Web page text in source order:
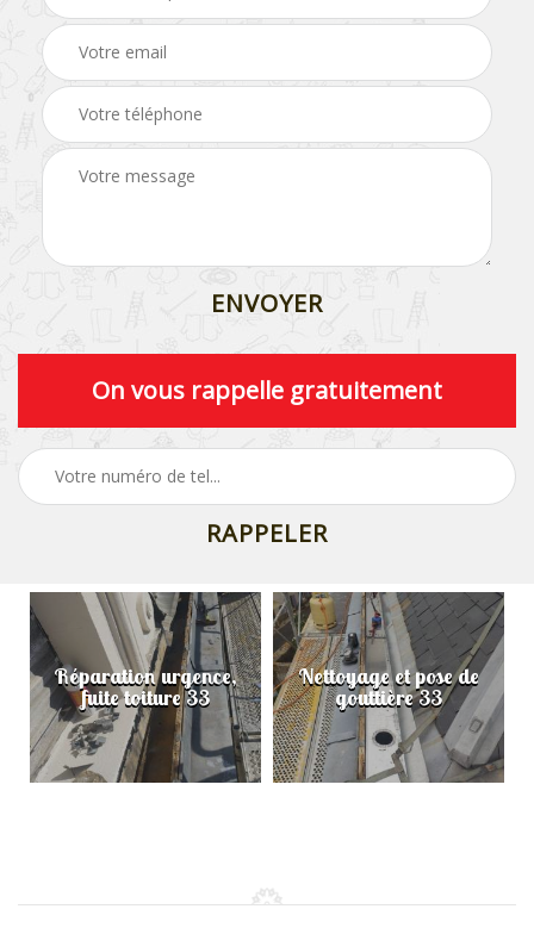
On vous rappelle gratuitement
Réparation urgence,
fuite toiture 33
Nettoyage et pose de
gouttière 33